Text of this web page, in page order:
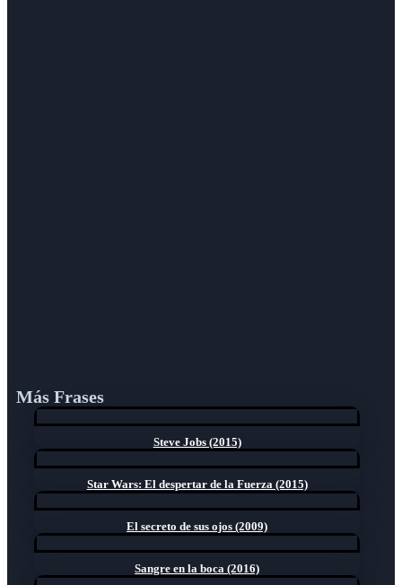
Más Frases
Steve Jobs (2015)
Star Wars: El despertar de la Fuerza (2015)
El secreto de sus ojos (2009)
Sangre en la boca (2016)